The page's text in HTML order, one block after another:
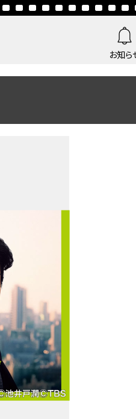
お知ら